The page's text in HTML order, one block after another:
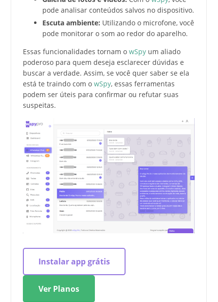
pode analisar conteúdos salvos no dispositivo.
Escuta ambiente: Utilizando o microfone, você
pode monitorar o som ao redor do aparelho.
Essas funcionalidades tornam o wSpyum aliado
poderoso para quem deseja esclarecer dúvidas e
buscar a verdade. Assim, se você quer saber se ela
está te traindo com o wSpy, essas ferramentas
podem ser úteis para confirmar ou refutar suas
suspeitas.
Instalar app grátis
Ver Planos